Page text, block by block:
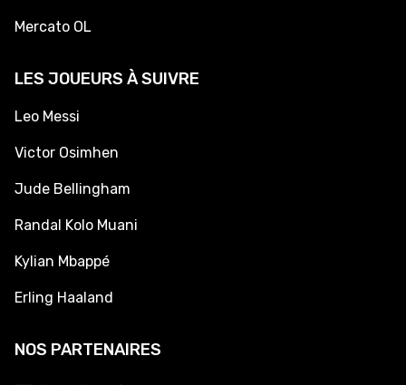
Mercato OL
LES JOUEURS À SUIVRE
Leo Messi
Victor Osimhen
Jude Bellingham
Randal Kolo Muani
Kylian Mbappé
Erling Haaland
NOS PARTENAIRES